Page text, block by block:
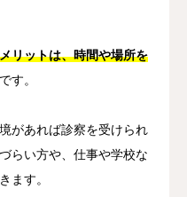
リットは、時間や場所を
す。
があれば診察を受けられ
らい方や、仕事や学校な
ます。